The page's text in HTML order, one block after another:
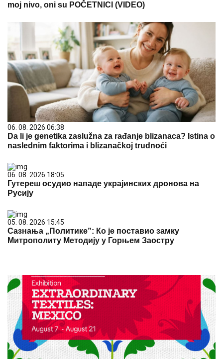
moj nivo, oni su POČETNICI (VIDEO)
06. 08. 2026 06:38
Da li je genetika zaslužna za rađanje blizanaca? Istina o
naslednim faktorima i blizanačkoj trudnoći
06. 08. 2026 18:05
Гутереш осудио нападе украјинских дронова на
Русију
05. 08. 2026 15:45
Сазнања „Политике”: Ко је поставио замку
Митрополиту Методију у Горњем Заостру